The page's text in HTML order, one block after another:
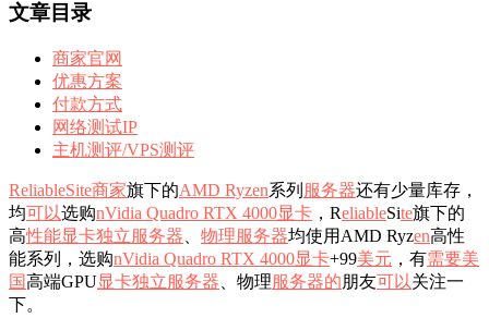
文章目录
商家官网
优惠方案
付款方式
网络测试IP
主机测评/VPS测评
ReliableSite商家旗下的AMD Ryzen系列 服务器还有少量库存，
均可以选购nVidia Quadro RTX 4000显卡 ，ReliableSite旗下的
高性能显卡独立服务器 物理服务器均使用AMD Ryzen高性
能系列，选购nVidia Quadro RTX 4000显卡+99美元 ，有需要美
国高端GPU显卡独立服务器 、物理服务器的朋友可以关注一
下。